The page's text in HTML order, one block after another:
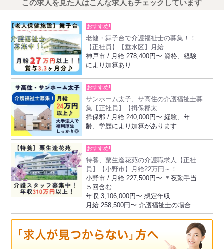
この求人を見た人はこんな求人もチェックしています
おすすめ!
老健・舞子台で介護福祉士の募集！！
【正社員】【垂水区】月給...
神戸市 / 月給 278,400円〜 資格、経験
により加算あり
おすすめ!
サンホーム太子、サ高住の介護福祉士募
集【正社員】【揖保郡太...
揖保郡 / 月給 240,000円〜 経験、年
齢、学歴により加算があります
おすすめ!
特養、粟生逢花苑の介護職求人【正社
員】【小野市】月給22万円～！
小野市 / 月給 227,500円〜 ＊夜勤手当
５回含む
年収 3,106,000円〜 想定年収
月給 258,500円〜 介護福祉士の場合